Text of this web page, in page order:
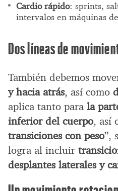
Cardio rápido: sprints,
intervalos en máquinas
Dos líneas de
También debemos
y hacia atrás, así como
aplica tanto para la
inferior del cuerpo, así
transiciones con peso”,
logra al incluir
desplantes laterales y